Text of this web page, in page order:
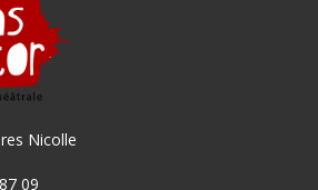
Nicolle
09